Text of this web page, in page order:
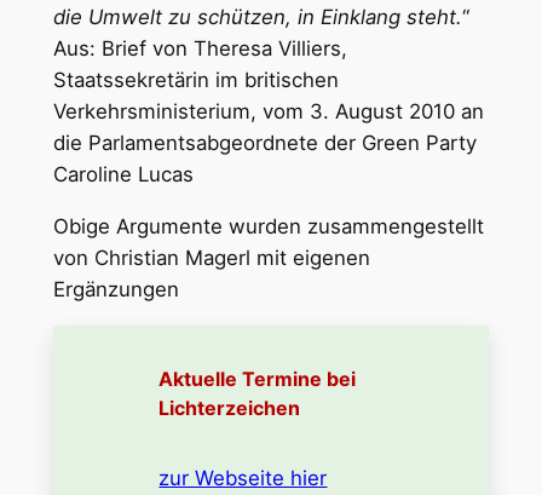
die Umwelt zu schützen, in Einklang steht.“
Aus: Brief von Theresa Villiers,
Staatssekretärin im britischen
Verkehrsministerium, vom 3. August 2010 an
die Parlamentsabgeordnete der Green Party
Caroline Lucas
Obige Argumente wurden zusammengestellt
von Christian Magerl mit eigenen
Ergänzungen
Aktuelle Termine bei
Lichterzeichen
zur Webseite hier